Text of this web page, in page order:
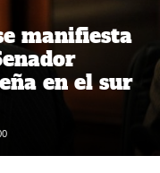
manifiesta
en el sur